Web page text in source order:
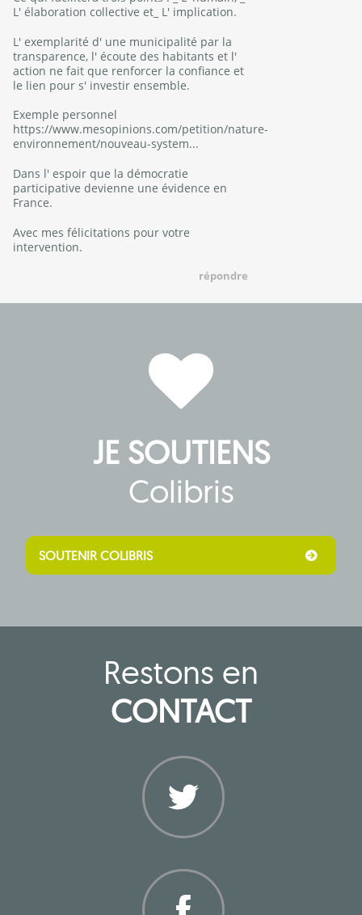
L' élaboration collective et_ L' implication.
L' exemplarité d' une municipalité par la
transparence, l' écoute des habitants et l'
action ne fait que renforcer la confiance et
le lien pour s' investir ensemble.
Exemple personnel
https://www.mesopinions.com/petition/nature-
environnement/nouveau-system...
Dans l' espoir que la démocratie
participative devienne une évidence en
France.
Avec mes félicitations pour votre
intervention.
répondre
JE SOUTIENS
Colibris
SOUTENIR COLIBRIS
Restons en
CONTACT